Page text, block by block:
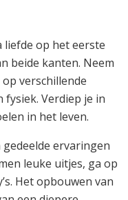
liefde op het eerste
beide kanten. Neem
verschillende
fysiek. Verdiep je in
in het leven.
ervaringen
leuke uitjes, ga op
Het opbouwen van